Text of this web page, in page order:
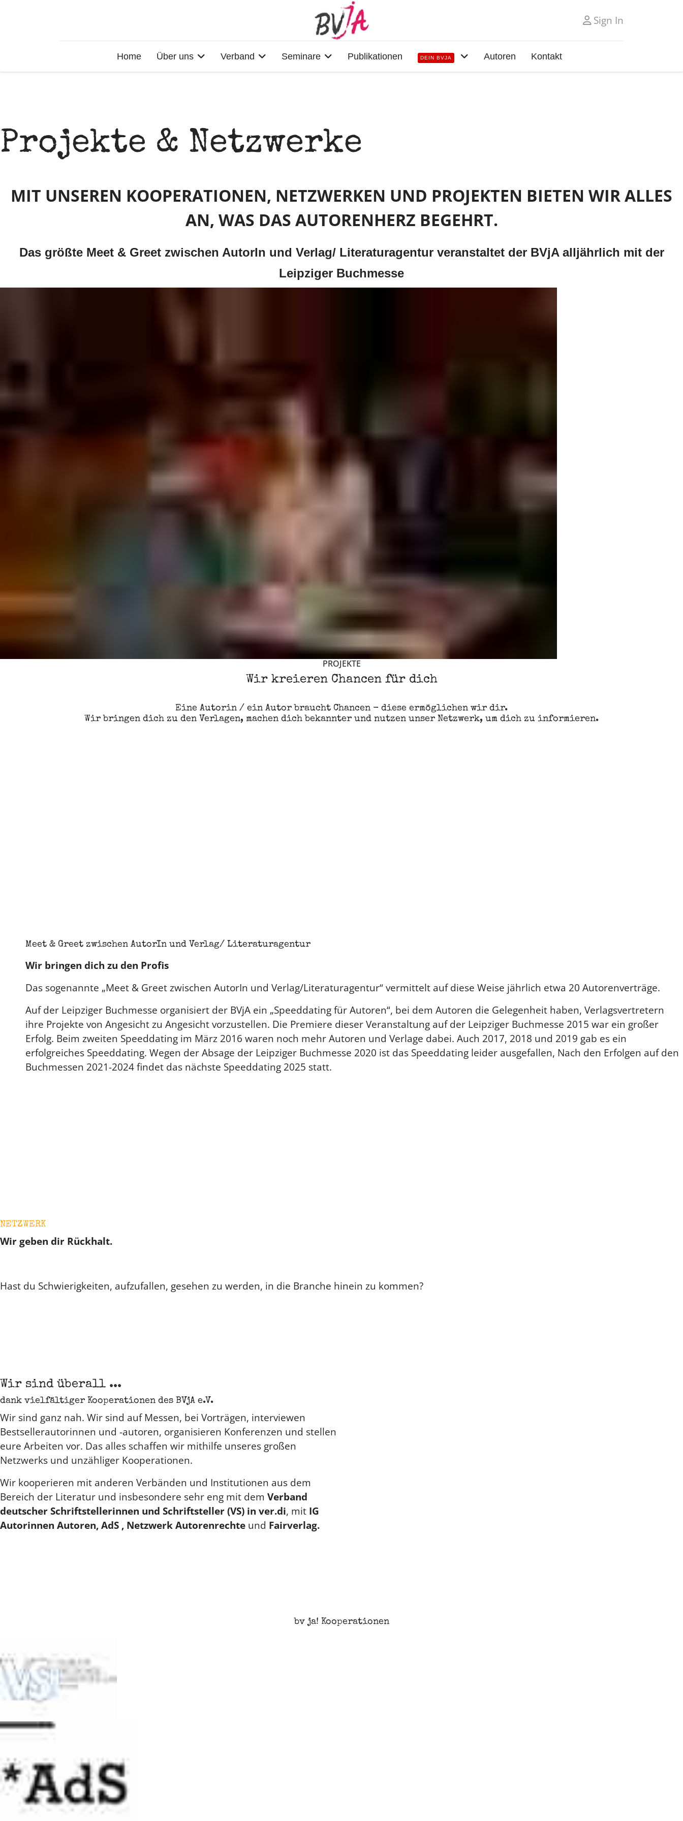
Sign In
Home Über uns Verband Seminare Publikationen DEIN BVJA Autoren Kontakt
Projekte & Netzwerke
MIT UNSEREN KOOPERATIONEN, NETZWERKEN UND PROJEKTEN BIETEN WIR ALLES
AN, WAS DAS AUTORENHERZ BEGEHRT.
Das größte Meet & Greet zwischen AutorIn und Verlag/ Literaturagentur veranstaltet der BVjA alljährlich mit der
Leipziger Buchmesse
PROJEKTE
Wir kreieren Chancen für dich
Eine Autorin / ein Autor braucht Chancen - diese ermöglichen wir dir.
Wir bringen dich zu den Verlagen, machen dich bekannter und nutzen unser Netzwerk, um dich zu informieren.
Meet & Greet zwischen AutorIn und Verlag/ Literaturagentur
Wir bringen dich zu den Profis
Das sogenannte „Meet & Greet zwischen AutorIn und Verlag/Literaturagentur“ vermittelt auf diese Weise jährlich etwa 20 Autorenverträge.
Auf der Leipziger Buchmesse organisiert der BVjA ein „Speeddating für Autoren“, bei dem Autoren die Gelegenheit haben, Verlagsvertretern
ihre Projekte von Angesicht zu Angesicht vorzustellen. Die Premiere dieser Veranstaltung auf der Leipziger Buchmesse 2015 war ein großer
Erfolg. Beim zweiten Speeddating im März 2016 waren noch mehr Autoren und Verlage dabei. Auch 2017, 2018 und 2019 gab es ein
erfolgreiches Speeddating. Wegen der Absage der Leipziger Buchmesse 2020 ist das Speeddating leider ausgefallen, Nach den Erfolgen auf den
Buchmessen 2021-2024 findet das nächste Speeddating 2025 statt.
NETZWERK
Wir geben dir Rückhalt.
Hast du Schwierigkeiten, aufzufallen, gesehen zu werden, in die Branche hinein zu kommen?
Wir sind überall ...
dank vielfältiger Kooperationen des BVjA e.V.
Wir sind ganz nah. Wir sind auf Messen, bei Vorträgen, interviewen
Bestsellerautorinnen und -autoren, organisieren Konferenzen und stellen
eure Arbeiten vor. Das alles schaffen wir mithilfe unseres großen
Netzwerks und unzähliger Kooperationen.
Wir kooperieren mit anderen Verbänden und Institutionen aus dem
Bereich der Literatur und insbesondere sehr eng mit dem Verband
deutscher Schriftstellerinnen und Schriftsteller (VS) in ver.di, mit IG
Autorinnen Autoren, AdS , Netzwerk Autorenrechte und Fairverlag.
bv ja! Kooperationen